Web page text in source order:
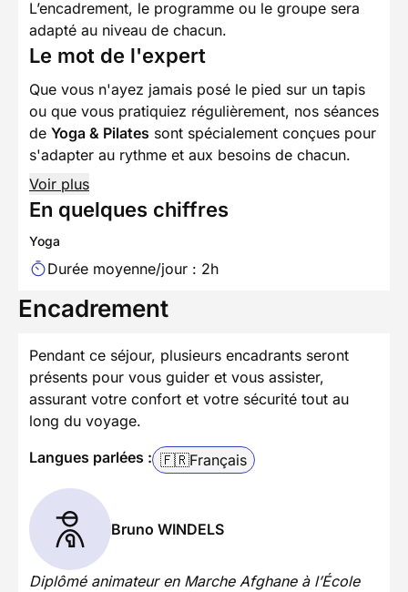
L’encadrement, le programme ou le groupe sera
adapté au niveau de chacun.
Le mot de l'expert
Que vous n'ayez jamais posé le pied sur un tapis
ou que vous pratiquiez régulièrement, nos séances
de Yoga & Pilates sont spécialement conçues pour
s'adapter au rythme et aux besoins de chacun.
Voir plus
En quelques chiffres
Yoga
Durée moyenne/jour : 2h
Encadrement
Pendant ce séjour, plusieurs encadrants seront
présents pour vous guider et vous assister,
assurant votre confort et votre sécurité tout au
long du voyage.
Langues parlées : 🇫🇷Français
Bruno WINDELS
Diplômé animateur en Marche Afghane à l’École